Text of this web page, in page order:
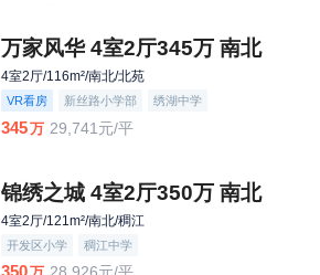
万家风华 4室2厅345万 南北
4室2厅/116m²/南北/北苑
VR看房 新丝路小学部 绣湖中学
345万 29,741元/平
锦绣之城 4室2厅350万 南北
4室2厅/121m²/南北/稠江
开发区小学 稠江中学
350